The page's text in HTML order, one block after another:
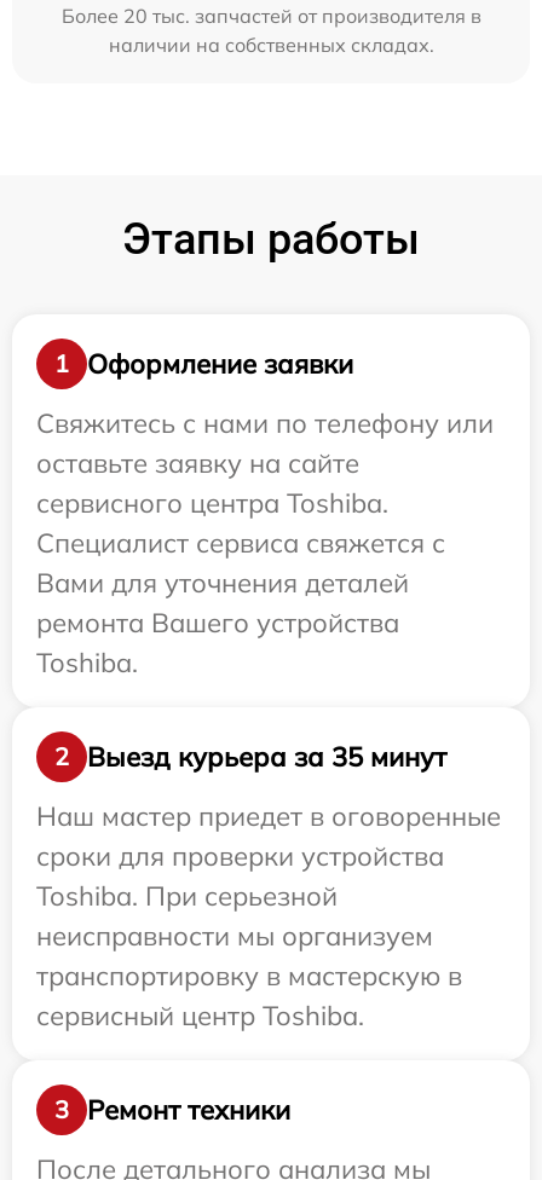
Более 20 тыс. запчастей от производителя в
наличии на собственных складах.
Этапы работы
1
Оформление заявки
Свяжитесь с нами по телефону или
оставьте заявку на сайте
сервисного центра Toshiba.
Специалист сервиса свяжется с
Вами для уточнения деталей
ремонта Вашего устройства
Toshiba.
2
Выезд курьера за 35 минут
Наш мастер приедет в оговоренные
сроки для проверки устройства
Toshiba. При серьезной
неисправности мы организуем
транспортировку в мастерскую в
сервисный центр Toshiba.
3
Ремонт техники
После детального анализа мы